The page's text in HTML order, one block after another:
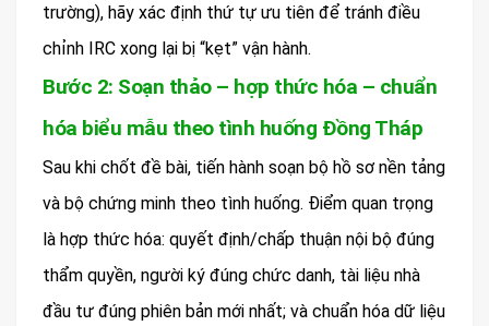
trường), hãy xác định thứ tự ưu tiên để tránh điều
chỉnh IRC xong lại bị “kẹt” vận hành.
Bước 2: Soạn thảo – hợp thức hóa – chuẩn
hóa biểu mẫu theo tình huống Đồng Tháp
Sau khi chốt đề bài, tiến hành soạn bộ hồ sơ nền tảng
và bộ chứng minh theo tình huống. Điểm quan trọng
là hợp thức hóa: quyết định/chấp thuận nội bộ đúng
thẩm quyền, người ký đúng chức danh, tài liệu nhà
đầu tư đúng phiên bản mới nhất; và chuẩn hóa dữ liệu